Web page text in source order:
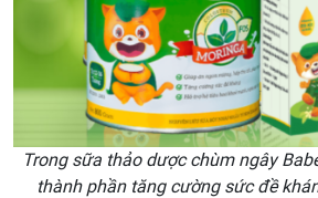
Trong sữa thảo dược chùm ngây
thành phần tăng cường sức đề